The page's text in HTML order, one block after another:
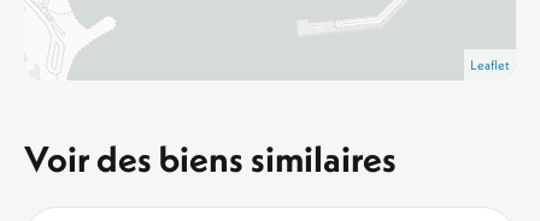
Leaflet
Voir des biens similaires